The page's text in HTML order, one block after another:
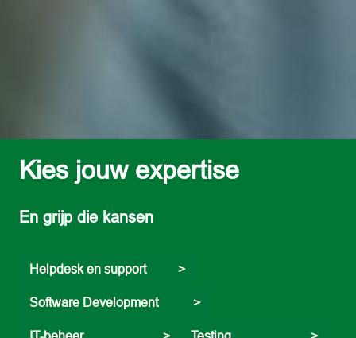
Kies jouw expertise
En grijp die kansen
Helpdesk en support          >
Software Development           >